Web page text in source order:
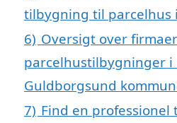
tilbygning til parcelhus
6) Oversigt over
parcelhustilbygninger i
Guldborgsund
7) Find en